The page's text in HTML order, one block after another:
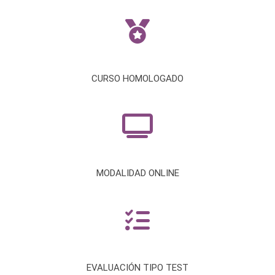
CURSO HOMOLOGADO
MODALIDAD ONLINE
EVALUACIÓN TIPO TEST